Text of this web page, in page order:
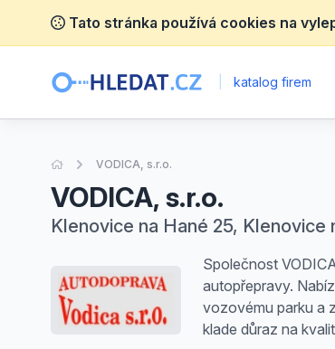
Tato stránka používá cookies na
katalog firem
Úvodní stránka
VODICA, s.r.o.
VODICA, s.r.o.
Klenovice na Hané 25, Klenovice
Společnost
autopřepravy.
vozovému parku a
klade důraz na